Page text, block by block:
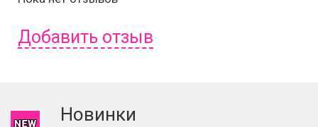
Добавить отзыв
Новинки